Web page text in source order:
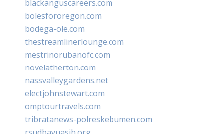
blackanguscareers.com
bolesfororegon.com
bodega-ole.com
thestreamlinerlounge.com
mestrinorubanofc.com
novelatherton.com
nassvalleygardens.net
electjohnstewart.com
omptourtravels.com
tribratanews-polreskebumen.com